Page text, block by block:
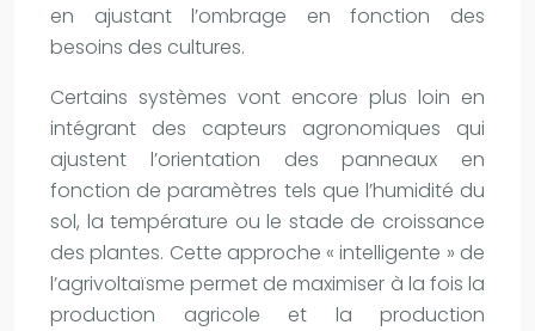
en ajustant l’ombrage en fonction des
besoins des cultures.
Certains systèmes vont encore plus loin en
intégrant des capteurs agronomiques qui
ajustent l’orientation des panneaux en
fonction de paramètres tels que l’humidité du
sol, la température ou le stade de croissance
des plantes. Cette approche « intelligente » de
l’agrivoltaïsme permet de maximiser à la fois la
production agricole et la production